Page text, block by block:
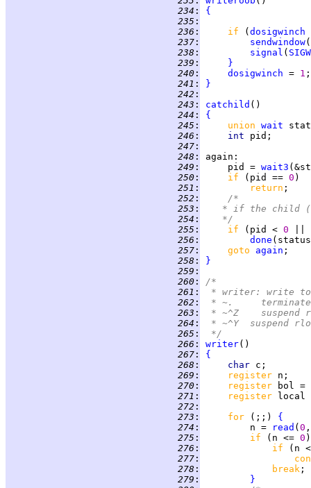
234 :
{
235 :
236 : if ( dosigwinch
237 :
sendwindow
238 : signal (
239 :
}
240 : dosigwinch = 1
241 :
}
242 :
243 : catchild
244 :
{
245 : union wait
246 : int
247 :
248 : again
249 :
     pid =
wait3
250 : if (pid == 0
251 : return
252 :
/*
253 :
* if the child
254 :
	 */
255 : if (pid < 0
256 : done
257 : goto again
258 :
}
259 :
260 :
/*
261 :
* writer: write to
262 :
* ~.	terminate
263 :
* ~^Z
264 :
* ~^Y  suspend
265 :
*/
266 : writer
267 :
{
268 : char
269 : register
270 : register
bol =
271 : register
272 :
273 : for (;;) {
274 :
         n =
read ( 0
275 : if (n <= 0
276 : if
(n
277 :
278 : break
279 :
}